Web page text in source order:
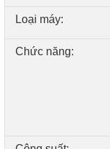
Loại máy:
Chức năng: